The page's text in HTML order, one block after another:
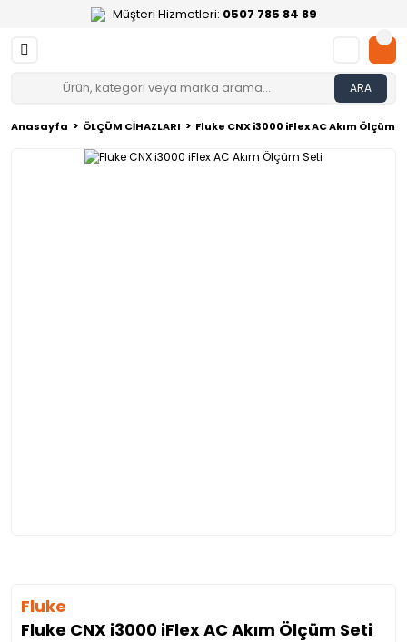
Müşteri Hizmetleri: 0507 785 84 89
ARA
Anasayfa ÖLÇÜM CİHAZLARI Fluke CNX i3000 iFlex AC Akım Ölçüm
Fluke
Fluke CNX i3000 iFlex AC Akım Ölçüm Seti